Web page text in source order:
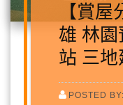
【賞
雄 林
站 三地
POSTED